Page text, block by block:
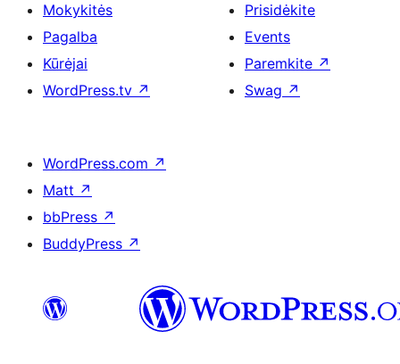
Mokykitės
Pagalba
Kūrėjai
WordPress.tv ↗
Prisidėkite
Events
Paremkite ↗
Swag ↗
WordPress.com ↗
Matt ↗
bbPress ↗
BuddyPress ↗